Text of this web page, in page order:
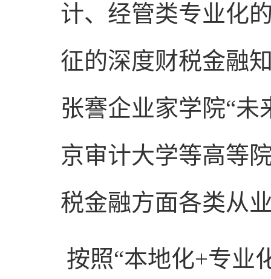
计、经管类专业化
征的深度财税金融
张謇企业家学院“
京审计大学等高等
税金融方面各类从
按照“本地化+专业